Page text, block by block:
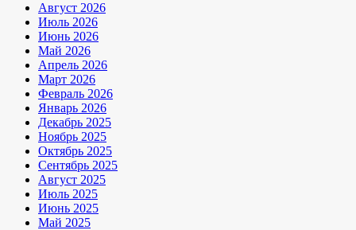
Август 2026
Июль 2026
Июнь 2026
Май 2026
Апрель 2026
Март 2026
Февраль 2026
Январь 2026
Декабрь 2025
Ноябрь 2025
Октябрь 2025
Сентябрь 2025
Август 2025
Июль 2025
Июнь 2025
Май 2025